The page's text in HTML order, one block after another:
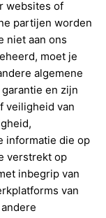
websites of
partijen worden
niet aan ons
moet je
algemene
en zijn
veiligheid van
informatie die op
verstrekt op
inbegrip van
van